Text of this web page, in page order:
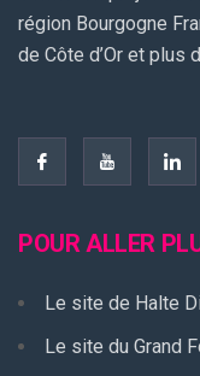
région Bourgogne
de Côte d’Or et plus
POUR ALLER
Le site de Halte
Le site du Grand